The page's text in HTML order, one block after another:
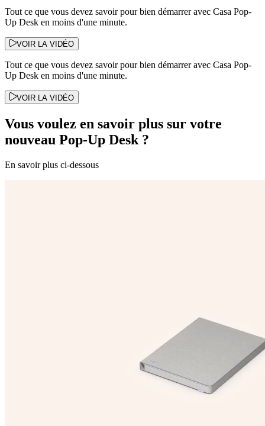
Tout ce que vous devez savoir pour bien démarrer avec Casa Pop-
Up Desk en moins d'une minute.
VOIR LA VIDÉO
Tout ce que vous devez savoir pour bien démarrer avec Casa Pop-
Up Desk en moins d'une minute.
VOIR LA VIDÉO
Vous voulez en savoir plus sur votre
nouveau Pop-Up Desk ?
En savoir plus ci-dessous